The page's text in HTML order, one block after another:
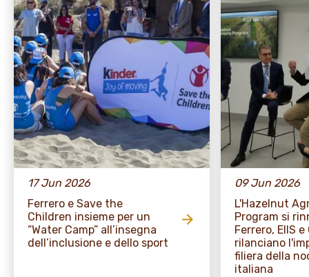
17 Jun 2026
Ferrero e Save the
Children insieme per un
“Water Camp” all’insegna
dell’inclusione e dello sport
09 Jun 2026
L'Hazelnut
Program si
Ferrero, EIIS e
rilanciano
filiera della
italiana